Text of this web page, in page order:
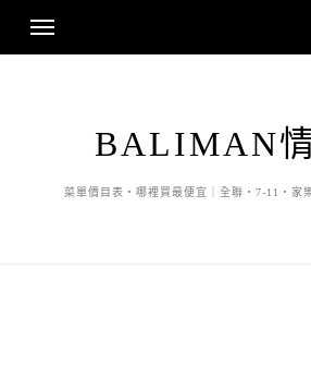
BALIMAN
菜單價目表・哪裡買最便宜｜全聯・7-11・家